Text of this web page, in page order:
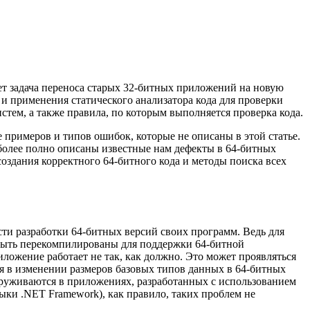
задача переноса старых 32-битных приложений на новую
применения статического анализатора кода для проверки
а также правила, по которым выполняется проверка кода.
и типов ошибок, которые не описаны в этой статье.
полно описаны известные нам дефекты в 64-битных
корректного 64-битного кода и методы поиска всех
разработки 64-битных версий своих программ. Ведь для
перекомпилированы для поддержки 64-битной
работает не так, как должно. Это может проявляться
изменении размеров базовых типов данных в 64-битных
в приложениях, разработанных с использованием
.NET Framework), как правило, таких проблем не